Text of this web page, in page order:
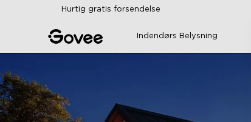
Skip to contentHurtig gratis forsendelse
Indendørs Belysning